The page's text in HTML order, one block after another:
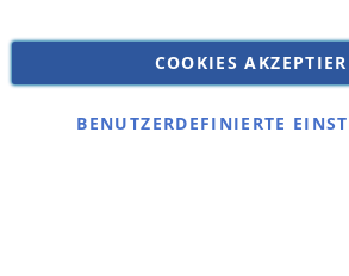
Datenschutz
Impressum
Kontakt
COOKIES
BENUTZERDEFINIERTE